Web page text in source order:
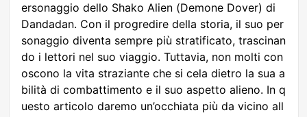
ersonaggio dello Shako Alien (Demone Dover) di
Dandadan. Con il progredire della storia, il suo per
sonaggio diventa sempre più stratificato, trascinan
do i lettori nel suo viaggio. Tuttavia, non molti con
oscono la vita straziante che si cela dietro la sua a
bilità di combattimento e il suo aspetto alieno. In q
uesto articolo daremo un’occhiata più da vicino all